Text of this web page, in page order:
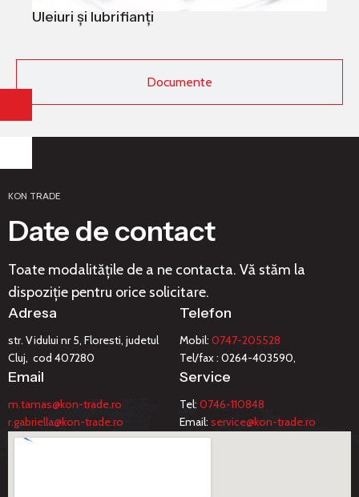
Documente
Uleiuri și lubrifianți
KON TRADE
Date de contact
Toate modalitățile de a ne contacta. Vă stăm la
dispoziție pentru orice solicitare.
Adresa
str. Vidului nr 5, Floresti, judetul
Cluj, cod 407280
Telefon
Mobil: 0747-205528
Tel/fax : 0264-403590,
Email
m.tamas@kon-trade.ro
r.gabriella@kon-trade.ro
Service
Tel: 0746-110848
Email: service@kon-trade.ro